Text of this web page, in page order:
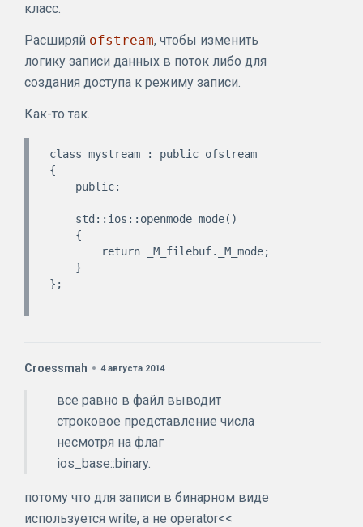
класс.
Расширяй ofstream, чтобы изменить
логику записи данных в поток либо для
создания доступа к режиму записи.
Как-то так.
class mystream : public ofstream
{
};
Croessmah 4 августа 2014
все равно в файл выводит
строковое представление числа
несмотря на флаг
ios_base::binary.
потому что для записи в бинарном виде
используется write, а не operator<<